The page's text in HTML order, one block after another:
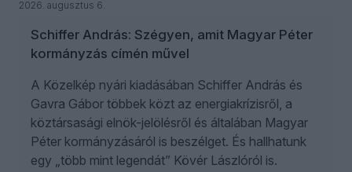
2026. augusztus 6.
Schiffer András: Szégyen, amit Magyar Péter
kormányzás címén művel
A Közelkép nyári kiadásában Schiffer András és
Gavra Gábor többek közt az energiakrízisről, a
köztársasági elnök-jelölésről és általában Magyar
Péter kormányzásáról is beszélget. És hallhatunk
egy „több mint legendát” Kövér Lászlóról is.